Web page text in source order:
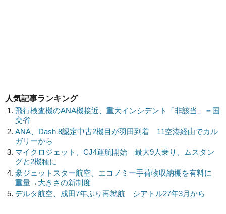
人気記事ランキング
飛行検査機のANA機接近、重大インシデント「非該当」＝国
交省
ANA、Dash 8認定中古2機目が羽田到着 11空港経由でカル
ガリーから
マイクロジェット、CJ4運航開始 最大9人乗り、ムスタン
グと2機種に
豪ジェットスター航空、エコノミー手荷物収納棚を有料に
重量→大きさの新制度
デルタ航空、成田7年ぶり再就航 シアトル27年3月から